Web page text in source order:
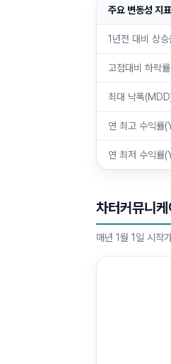
주요 변동성 지표
1년전 대비 상승
고점대비 하락률
최대 낙폭
연 최고 수익률
연 최저 수익
차터커뮤니
매년 1월 1일 시작